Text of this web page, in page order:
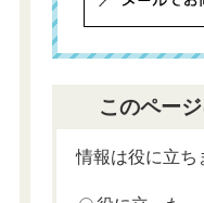
このペー
情報は役に立ち